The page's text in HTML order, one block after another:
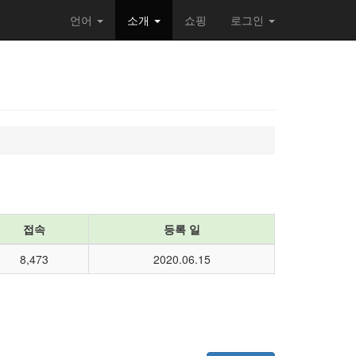
언어 소개 쇼핑 로그인
접속
등록 일
8,473 2020.06.15